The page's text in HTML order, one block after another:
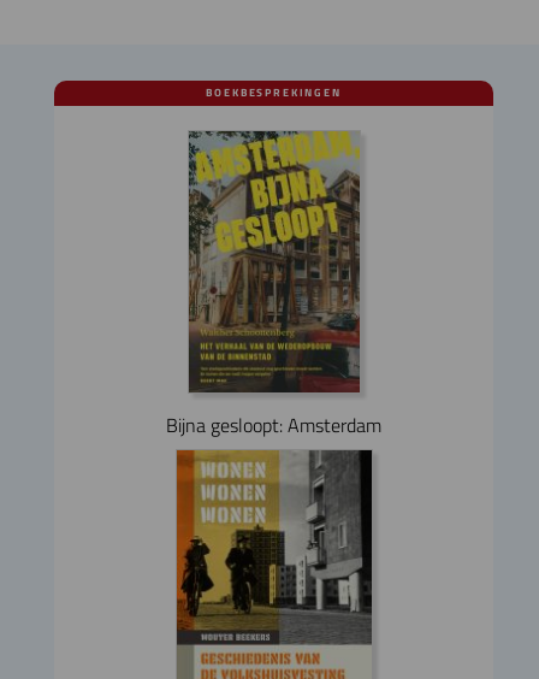
BOEKBESPREKINGEN
Bijna gesloopt: Amsterdam